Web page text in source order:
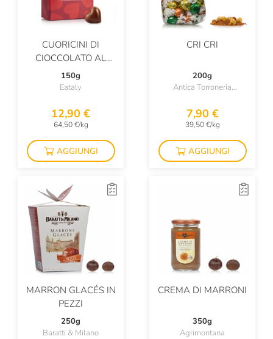
CUORICINI DI
CIOCCOLATO AL
LATTE
150g
Eataly
12,90 €
64,50 €/kg
AGGIUNGI
CRI CRI
200g
Antica Torroneria
7,90 €
39,50 €/kg
AGGIUNGI
MARRON GLACÉS IN
PEZZI
250g
Baratti & Milano
CREMA DI MARRONI
350g
Agrimontana